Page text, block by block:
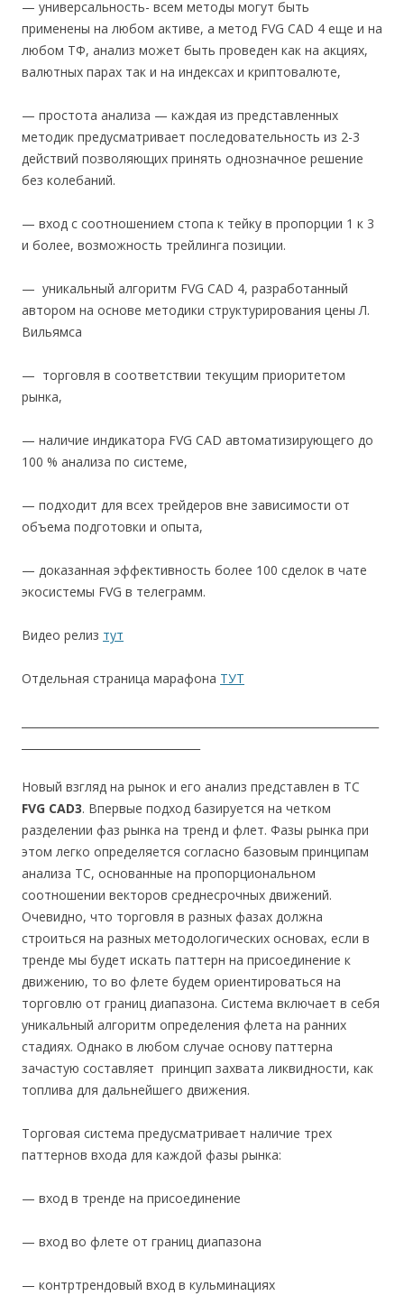
— универсальность- всем методы могут быть
применены на любом активе, а метод FVG CAD 4 еще и на
любом ТФ, анализ может быть проведен как на акциях,
валютных парах так и на индексах и криптовалюте,
— простота анализа — каждая из представленных
методик предусматривает последовательность из 2-3
действий позволяющих принять однозначное решение
без колебаний.
— вход с соотношением стопа к тейку в пропорции 1 к 3
и более, возможность трейлинга позиции.
— уникальный алгоритм FVG CAD 4, разработанный
автором на основе методики структурирования цены Л.
Вильямса
— торговля в соответствии текущим приоритетом
рынка,
— наличие индикатора FVG CAD автоматизирующего до
100 % анализа по системе,
— подходит для всех трейдеров вне зависимости от
объема подготовки и опыта,
— доказанная эффективность более 100 сделок в чате
экосистемы FVG в телеграмм.
Видео релиз тут
Отдельная страница марафона ТУТ
Новый взгляд на рынок и его анализ представлен в ТС
FVG CAD3. Впервые подход базируется на четком
разделении фаз рынка на тренд и флет. Фазы рынка при
этом легко определяется согласно базовым принципам
анализа ТС, основанные на пропорциональном
соотношении векторов среднесрочных движений.
Очевидно, что торговля в разных фазах должна
строиться на разных методологических основах, если в
тренде мы будет искать паттерн на присоединение к
движению, то во флете будем ориентироваться на
торговлю от границ диапазона. Система включает в себя
уникальный алгоритм определения флета на ранних
стадиях. Однако в любом случае основу паттерна
зачастую составляет принцип захвата ликвидности, как
топлива для дальнейшего движения.
Торговая система предусматривает наличие трех
паттернов входа для каждой фазы рынка:
— вход в тренде на присоединение
— вход во флете от границ диапазона
— контртрендовый вход в кульминациях